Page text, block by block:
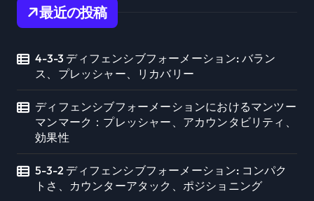
最近の投稿
4-3-3 ディフェンシブフォーメーション: バラン
ス、プレッシャー、リカバリー
ディフェンシブフォーメーションにおけるマンツー
マンマーク：プレッシャー、アカウンタビリティ、
効果性
5-3-2 ディフェンシブフォーメーション: コンパク
トさ、カウンターアタック、ポジショニング